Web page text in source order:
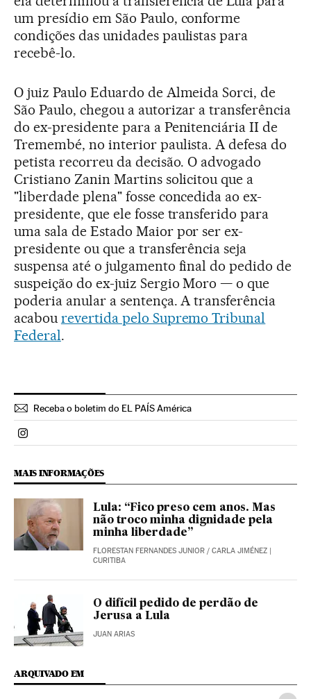
um presídio em São Paulo, conforme
condições das unidades paulistas para
recebê-lo.
O juiz Paulo Eduardo de Almeida Sorci, de
São Paulo, chegou a autorizar a transferência
do ex-presidente para a Penitenciária II de
Tremembé, no interior paulista. A defesa do
petista recorreu da decisão. O advogado
Cristiano Zanin Martins solicitou que a
"liberdade plena" fosse concedida ao ex-
presidente, que ele fosse transferido para
uma sala de Estado Maior por ser ex-
presidente ou que a transferência seja
suspensa até o julgamento final do pedido de
suspeição do ex-juiz Sergio Moro — o que
poderia anular a sentença. A transferência
acabou revertida pelo Supremo Tribunal
Federal.
Receba o boletim do EL PAÍS América
Politica El País Brasil en Instagram
MAIS INFORMAÇÕES
Lula: “Fico preso cem anos. Mas
não troco minha dignidade pela
minha liberdade”
FLORESTAN FERNANDES JUNIOR / CARLA JIMÉNEZ |
CURITIBA
O difícil pedido de perdão de
Jerusa a Lula
JUAN ARIAS
ARQUIVADO EM